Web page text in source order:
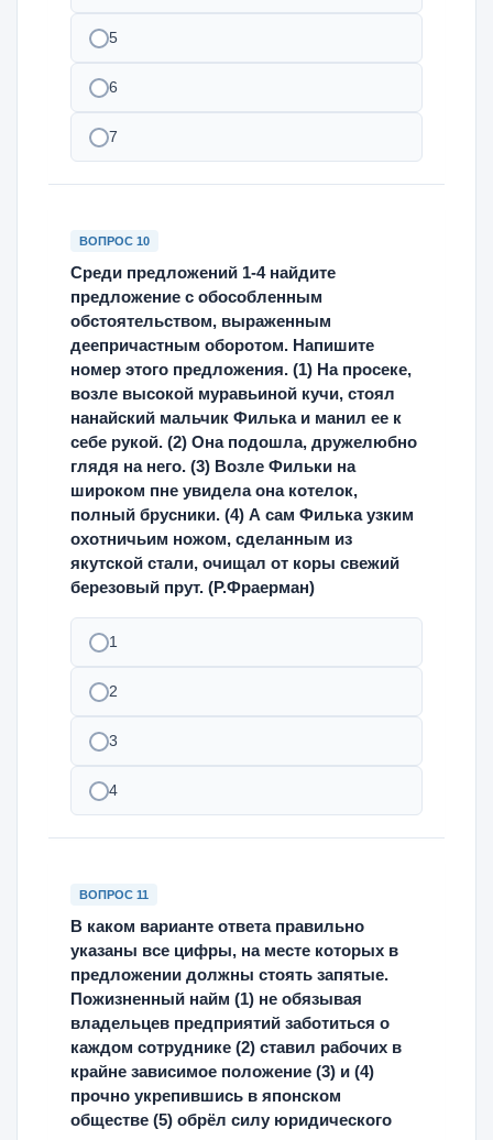
5
6
7
ВОПРОС 10
Среди предложений 1-4 найдите
предложение с обособленным
обстоятельством, выраженным
деепричастным оборотом. Напишите
номер этого предложения. (1) На просеке,
возле высокой муравьиной кучи, стоял
нанайский мальчик Филька и манил ее к
себе рукой. (2) Она подошла, дружелюбно
глядя на него. (3) Возле Фильки на
широком пне увидела она котелок,
полный брусники. (4) А сам Филька узким
охотничьим ножом, сделанным из
якутской стали, очищал от коры свежий
березовый прут. (Р.Фраерман)
1
2
3
4
ВОПРОС 11
В каком варианте ответа правильно
указаны все цифры, на месте которых в
предложении должны стоять запятые.
Пожизненный найм (1) не обязывая
владельцев предприятий заботиться о
каждом сотруднике (2) ставил рабочих в
крайне зависимое положение (3) и (4)
прочно укрепившись в японском
обществе (5) обрёл силу юридического